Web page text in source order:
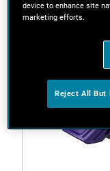
device to enhance site
marketing efforts.
Reject All But